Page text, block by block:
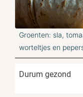
Groenten: sla,
worteltjes en
Durum gezond